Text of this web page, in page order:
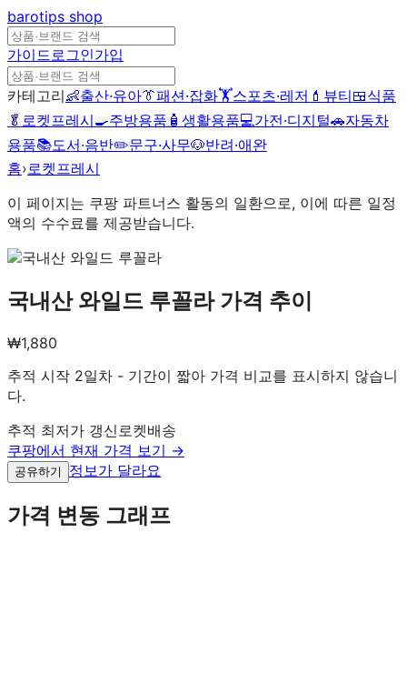
barotips shop
가이드로그인가입
카테고리👶출산·유아👔패션·잡화🏋️스포츠·레저 💄 뷰티🍱식품
🥬 로켓프레시🍳주방용품 🧴 생활용품💻가전·디지털🚗자동차
용품📚도서·음반✏️문구·사무🐶반려·애완
홈›로켓프레시
이 페이지는 쿠팡 파트너스 활동의 일환으로, 이에 따른 일정
액의 수수료를 제공받습니다.
국내산 와일드 루꼴라가격 추이
₩1,880
추적 시작 2일차 - 기간이 짧아 가격 비교를 표시하지 않습니
다.
추적 최저가 갱신 로켓배송
쿠팡에서 현재 가격 보기 →
공유하기 정보가 달라요
가격 변동 그래프